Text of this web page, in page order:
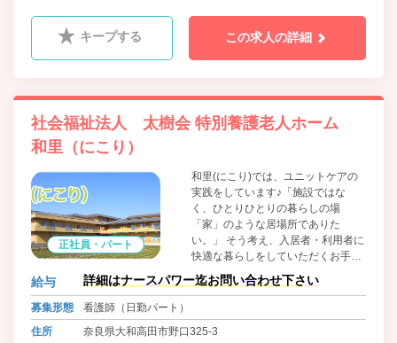
内科
キープする この求人の詳細
社会福祉法人 太樹会 特別養護老人ホーム
和里（にこり）
正社員・パート
和里(にこり)では、ユニットケアの
実践をしています♪「施設ではな
く、ひとりひとりの暮らしの場
「家」のような居場所でありた
い。」 そう考え、入居者・利用者に
快適な暮らしをしていただくお手伝
いをします♪ それぞれのユニットに
特徴がありますが、それぞれに個性
適な場所であなたの支援をしてくだ
さい♪
給与 詳細はナースパワー迄お問い合わせ下さい
募集形態
看護師（日勤パート）
住所
奈良県大和高田市野口325-3